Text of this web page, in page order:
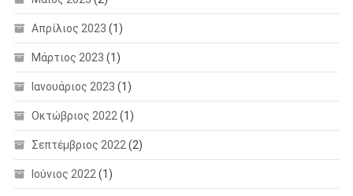
Απρίλιος 2023 (1)
Μάρτιος 2023 (1)
Ιανουάριος 2023 (1)
Οκτώβριος 2022(1)
Σεπτέμβριος 2022(2)
Ιούνιος 2022(1)